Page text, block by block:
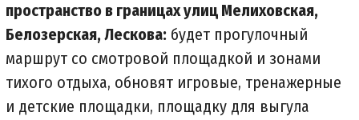
пространство в границах улиц Мелиховская,
Белозерская, Лескова: будет прогулочный
маршрут со смотровой площадкой и зонами
тихого отдыха, обновят игровые, тренажерные
и детские площадки, площадку для выгула